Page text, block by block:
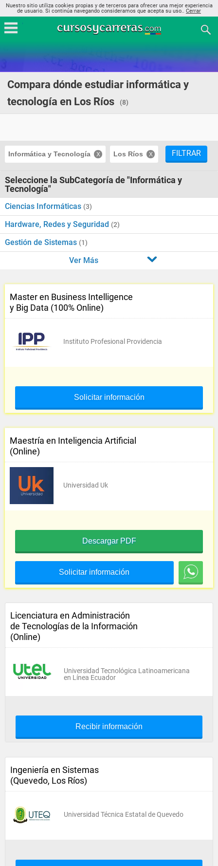
Nuestro sitio utiliza cookies propias y de terceros para ofrecer una mejor experiencia
de usuario. Si continúa navegando consideramos que acepta su uso.. Cerrar
Compara dónde estudiar informática y
tecnología en Los Ríos
(8)
Informática y Tecnología Los Ríos FILTRAR
Seleccione la SubCategoría de "Informática y
Tecnología"
Ciencias Informáticas (3)
Hardware, Redes y Seguridad (2)
Gestión de Sistemas (1)
Ver Más
Master en Business Intelligence
y Big Data (100% Online)
Instituto Profesional Providencia
Solicitar información
Maestría en Inteligencia Artificial
(Online)
Universidad Uk
Descargar PDF
Solicitar información
Licenciatura en Administración
de Tecnologías de la Información
(Online)
Universidad Tecnológica Latinoamericana
en Línea Ecuador
Recibir información
Ingeniería en Sistemas
(Quevedo, Los Ríos)
Universidad Técnica Estatal de Quevedo